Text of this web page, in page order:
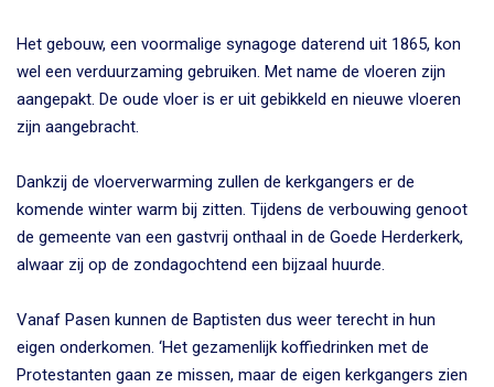
Het gebouw, een voormalige synagoge daterend uit 1865, kon
wel een verduurzaming gebruiken. Met name de vloeren zijn
aangepakt. De oude vloer is er uit gebikkeld en nieuwe vloeren
zijn aangebracht.
Dankzij de vloerverwarming zullen de kerkgangers er de
komende winter warm bij zitten. Tijdens de verbouwing genoot
de gemeente van een gastvrij onthaal in de Goede Herderkerk,
alwaar zij op de zondagochtend een bijzaal huurde.
Vanaf Pasen kunnen de Baptisten dus weer terecht in hun
eigen onderkomen. ‘Het gezamenlijk koffiedrinken met de
Protestanten gaan ze missen, maar de eigen kerkgangers zien